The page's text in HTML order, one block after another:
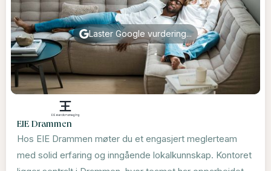
Laster Google vurdering...
EIE Drammen
Hos EIE Drammen møter du et engasjert meglerteam
med solid erfaring og inngående lokalkunnskap. Kontoret